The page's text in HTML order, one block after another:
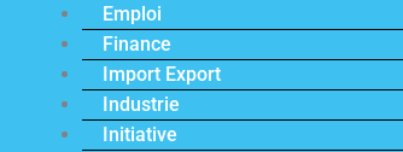
Emploi
Finance
Import Export
Industrie
Initiative